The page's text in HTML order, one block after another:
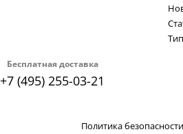
Бесплатная доставка
+7 (495) 255-03-21
Политика